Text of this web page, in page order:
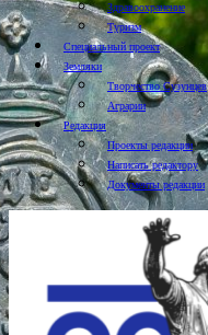
Здравоохранение
Туризм
Специальный проект
Земляки
Творчество Сузунцев
Аграрии
Редакция
Проекты редакции
Написать редактору
Документы редакции